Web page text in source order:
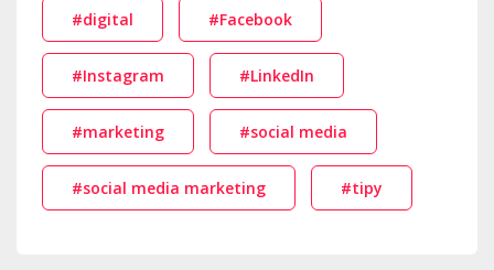
#digital #Facebook
#Instagram #LinkedIn
#marketing #social media
#social media marketing #tipy